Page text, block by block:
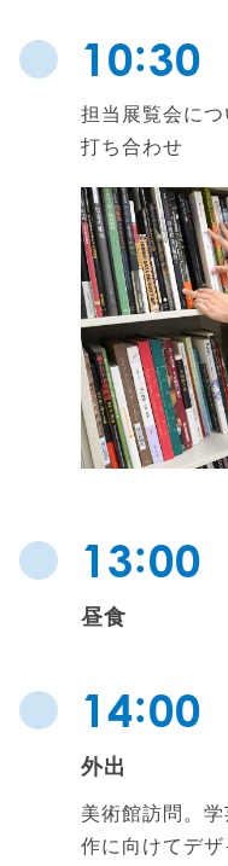
10:30
担当展覧会に
打ち合わせ
13:00
昼食
14:00
外出
美術館訪問。
作に向けてデ